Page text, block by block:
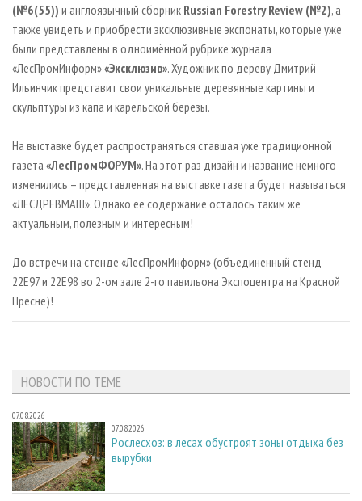
ПРОИЗВОДСТВО МЕБЕЛИ
БИОЭНЕРГЕТИКА
ЦБП
ИНСТРУМЕНТ И МАТЕРИАЛЫ
ПРИОРИТЕТНЫЕ ИНВЕСТПРОЕКТЫ
RUSSIAN FORESTRY REVIEW
ГАЗЕТА ЛЕСПРОМФОРУМ
БИБЛИОТЕКА СПЕЦИАЛИСТА
(№6(55)) и англоязычный сборник Russian Forestry Review (№2), а
также увидеть и приобрести эксклюзивные экспонаты, которые уже
были представлены в одноимённой рубрике журнала
«ЛесПромИнформ»«Эксклюзив». Художник по дереву Дмитрий
Ильинчик представит свои уникальные деревянные картины и
скульптуры из капа и карельской березы.
На выставке будет распространяться ставшая уже традиционной
газета «ЛесПромФОРУМ». На этот раз дизайн и название немного
изменились – представленная на выставке газета будет называться
«ЛЕСДРЕВМАШ». Однако её содержание осталось таким же
актуальным, полезным и интересным!
До встречи на стенде «ЛесПромИнформ» (объединенный стенд
22Е97 и 22Е98 во 2-ом зале 2-го павильона Экспоцентра на Красной
Пресне)!
НОВОСТИ ПО ТЕМЕ
07.08.2026
07.08.2026
Рослесхоз: в лесах обустроят зоны отдыха без
вырубки